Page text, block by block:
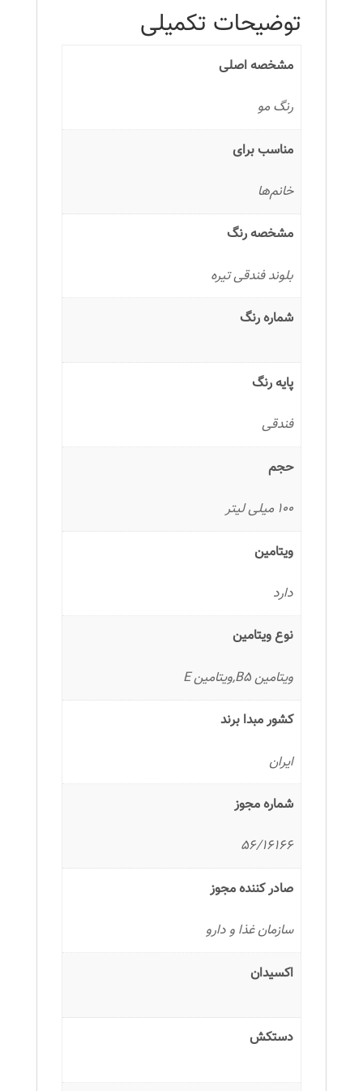
لیتر
رنگ
بلوند
تیره
عدد
توضیحات تکمیلی
مشخصه اصلی
رنگ مو
مناسب برای
خانم‌ها
مشخصه رنگ
بلوند فندقی تیره
شماره رنگ
پایه رنگ
فندقی
حجم
100 میلی لیتر
ویتامین
دارد
نوع ویتامین
ویتامین B5,ویتامین E
کشور مبدا برند
ایران
شماره مجوز
56/16166
صادر کننده مجوز
سازمان غذا و دارو
اکسیدان
دستکش